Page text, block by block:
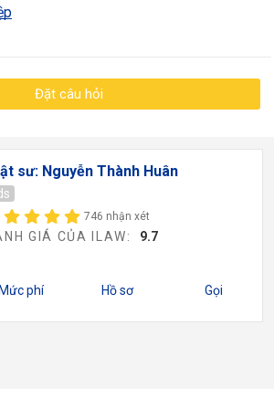
Đặt câu hỏi
sư: Nguyễn Thành Huân
746 nhận xét
GIÁ CỦA ILAW: 9.7
Mức phí Hồ sơ Gọi